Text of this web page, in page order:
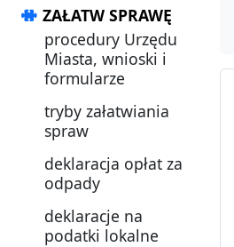
ZAŁATW SPRAWĘ
procedury Urzędu
Miasta, wnioski i
formularze
tryby załatwiania
spraw
deklaracja opłat za
odpady
deklaracje na
podatki lokalne